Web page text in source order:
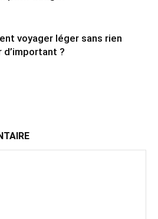
voyager léger sans rien
d’important ?